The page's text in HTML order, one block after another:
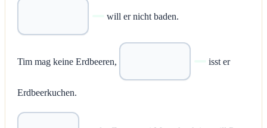
will er nicht baden.
Tim mag keine Erdbeeren, isst er
Erdbeerkuchen.